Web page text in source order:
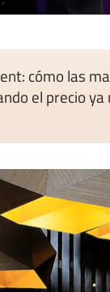
cómo las
el precio ya